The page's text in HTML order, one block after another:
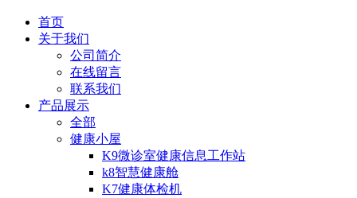
首页
关于我们
公司简介
在线留言
联系我们
产品展示
全部
健康小屋
K9微诊室健康信息工作站
k8智慧健康舱
K7健康体检机